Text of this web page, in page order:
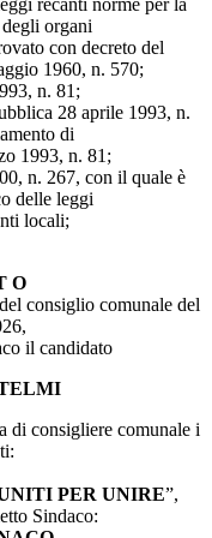
recanti norme per la
organi
con decreto del
1960, n. 570;
n. 81;
28 aprile 1993, n.
di
1993, n. 81;
n. 267, con il quale è
delle leggi
locali;
O
consiglio comunale del
il candidato
di consigliere comunale i
PER UNIRE”,
Sindaco: